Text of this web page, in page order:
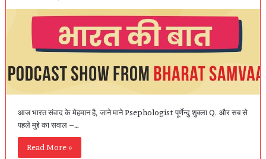
आज भारत संवाद के मेहमान है, जाने माने Psephologist पूर्णेन्दु शुक्ला Q. और सब से
पहले मुद्दे का सवाल –…
Read More »